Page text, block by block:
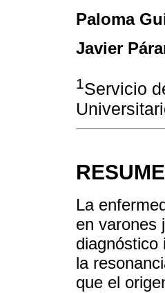
Paloma
Javier
1Servicio
La
en varones
diagnóstico
la
que el